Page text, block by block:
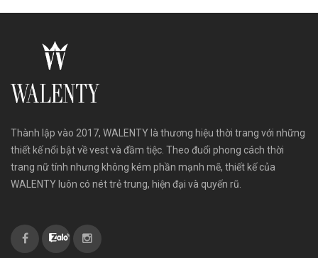
Thành lập vào 2017, WALENTY là thương hiệu thời trang với những
thiết kế nổi bật về vest và đầm tiệc. Theo đuổi phong cách thời
trang nữ tính nhưng không kém phần mạnh mẽ, thiết kế của
WALENTY luôn có nét trẻ trung, hiện đại và quyến rũ.